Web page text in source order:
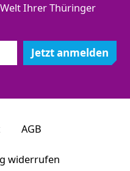
Ihrer Thüringer
Jetzt anmelden
AGB
widerrufen